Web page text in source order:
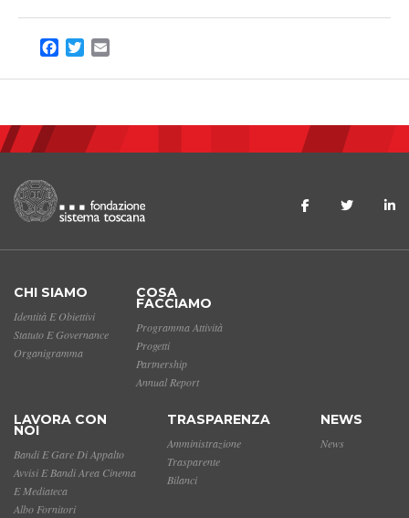
Facebook
Twitter
CHI SIAMO
Identità E Obiettivi
Statuto E Governance
Organigramma
COSA
FACCIAMO
Programma Attività
Progetti
Partnership
Annual Report
LAVORA CON
NOI
Bandi E Gare Di Appalto
Avvisi E Bandi Area Cinema
E Mediateca
Albo Fornitori
TRASPARENZA
Amministrazione
Trasparente
Bilanci
NEWS
News